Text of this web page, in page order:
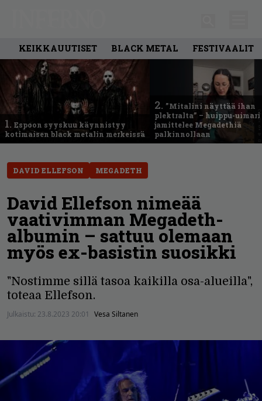
KEIKKAUUTISET BLACK METAL FESTIVAALIT
1. Espoon syyskuu käynnistyy
kotimaisen black metalin merkeissä
2. ”Mitalini näyttää ihan
plektralta” – huippu-uimari
jamittelee Megadethiä
palkinnollaan
DAVID ELLEFSON MEGADETH
David Ellefson nimeää
vaativimman Megadeth-
albumin – sattuu olemaan
myös ex-basistin suosikki
"Nostimme sillä tasoa kaikilla osa-alueilla",
toteaa Ellefson.
Julkaistu: 23.8.2023 20:01 Vesa Siltanen